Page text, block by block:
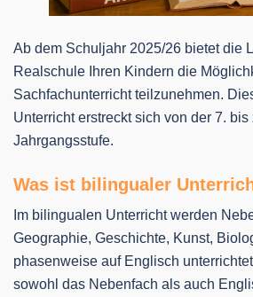
Ab dem Schuljahr 2025/26 bietet die
Realschule Ihren Kindern die
Sachfachunterricht teilzunehmen.
Unterricht erstreckt sich von der 7. bis
Jahrgangsstufe.
Was ist bilingualer
Im bilingualen Unterricht werden
Geographie, Geschichte, Kunst,
phasenweise auf Englisch
sowohl das Nebenfach als auch